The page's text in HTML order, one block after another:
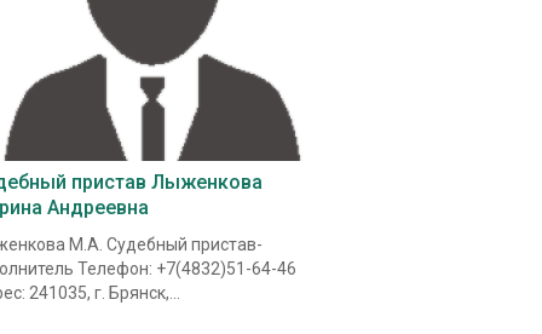
пристав Лыженкова
Андреевна
М.А. Судебный пристав-
Телефон: +7(4832)51-64-46
241035, г. Брянск,...